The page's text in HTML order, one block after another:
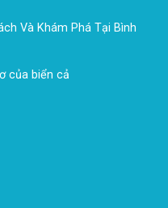
Và Khám Phá Tại Bình
của biển cả